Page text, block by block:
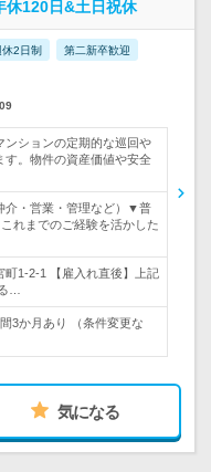
休120日&土日祝休
2日制 第二新卒歓迎
ションの定期的な巡回や
す。物件の資産価値や安全
・営業・管理など）▼普
れまでのご経験を活かした
町1-2-1 【雇入れ直後】上記
…
3か月あり （条件変更な
気になる